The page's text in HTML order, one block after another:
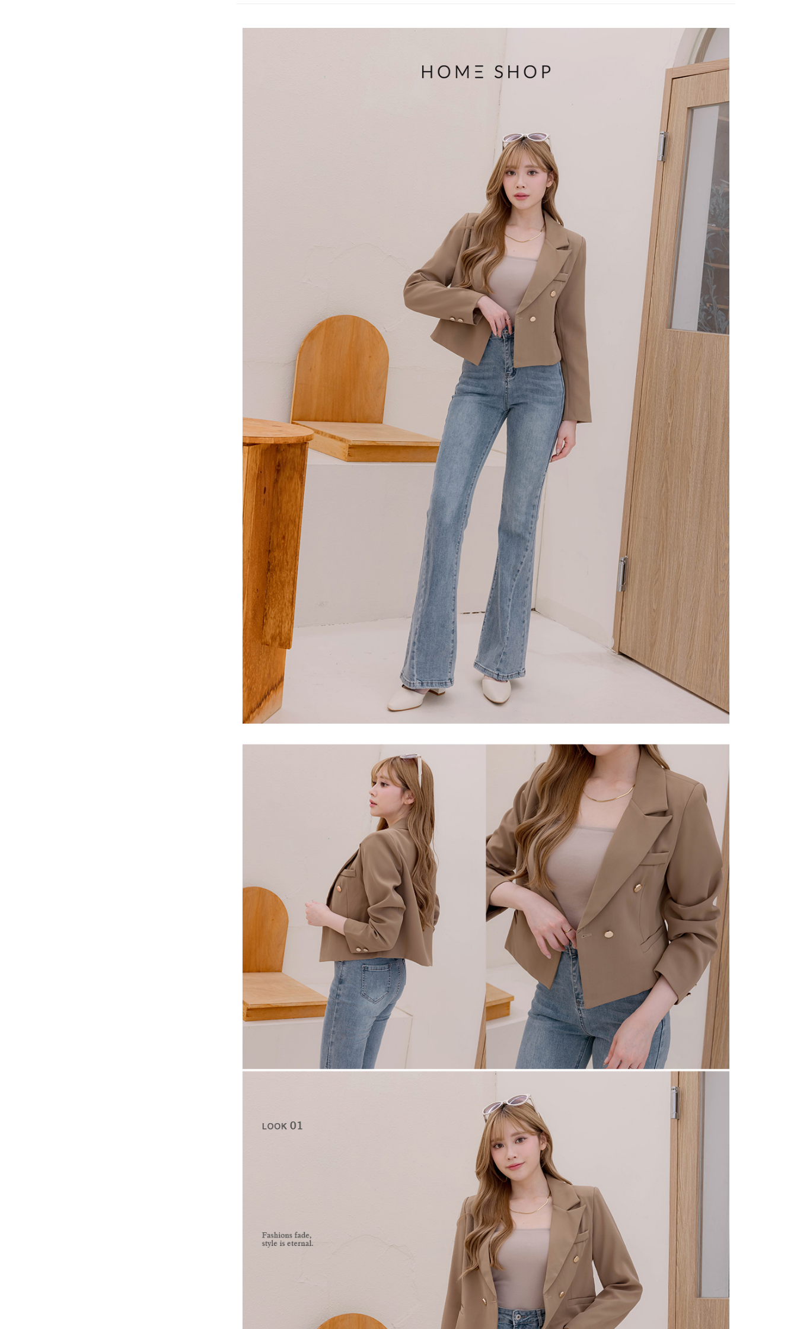
【注意事項】
1.本服務係由「台灣大哥大股份有限公司」（以下簡稱本公司）所提供，讓
用戶於交易時，得透過本服務購買商品或服務，並由商店將買賣／分期付
款買賣價金債權讓與本公司後，依約使用本公司帳單繳交帳款。
2.基於同意付款使用「大哥付你分期」之契約關係目的，商店將以您的個人
資料（包含姓名、電話或地址）提供予台灣大哥大進項蒐集、處理及利
用，由本公司與您本人進行分期帳單所需資料之確認、核對及更正。
3.完整用戶服務條款，請詳閱以下連結：
https://oppay.tw/userRule
／ATM／網路銀行／等多元方式進行付款，方視為交易完成。
※ 請注意：結帳手續完成當下不需立刻繳費，但若您需要取消訂單，請聯
絡購買商品的店家。未經商家同意取消之訂單仍視為有效，需透過AFTEE
※ 交易是否成功請以「AFTEE先享後付 」之結帳頁面顯示為準，若有關於
是否繳費成功／繳費後需取消欲退款等相關疑問，請聯繫「AFTEE先享後
付客戶支援中心」
https://netprotections.freshdesk.com/support/home
１．透過由恩沛科技股份有限公司提供之「AFTEE先享後付」服務完成之
交易，需依本服務之必要範圍內提供個人資料，並將交易相關給付款項請
求債權轉讓予恩沛科技股份有限公司。
２．關於個人資料處理事宜，請瀏覽以下網址：
https://aftee.tw/terms/#terms3
３．未成年的使用者請事先徵得法定代理人或監護人之同意方可使用
「AFTEE先享後付」，若未經同意申辦者引起之損失，本公司不負相關責
任。
４．使用「AFTEE先享後付」時，將依據個別帳號之用戶狀況，依本公司
即時審查核予不同之上限額度；若仍有額度不足之情形，本公司將視審查
結果請求用戶進行身份認證。
５．嚴禁一人註冊多個帳號或使用他人資訊註冊。若發現惡意使用之情
形，恩沛科技股份有限公司將有權停止該用戶之使用額度並採取法律行
動。
每筆NT$80，滿NT$1,500(含以上)免運費
國家/地區配送 查看運費